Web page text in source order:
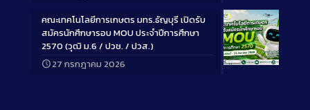
Long
คณะเทคโนโลยีการเกษตร มทร.ธัญบุรี เปิดรับ
สมัครนักศึกษารอบ MOU ประจำปีการศึกษา
2570 (วุฒิ ม.6 / ปวช. / ปวส.)
27 กรกฎาคม 2026